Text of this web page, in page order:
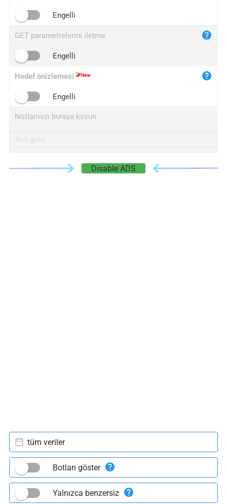
Engelli
GET parametrelerini iletme
Engelli
Hedef önizlemesi
Engelli
Notlarınızı buraya koyun
Disable ADS
tüm veriler
Botları göster
Yalnızca benzersiz